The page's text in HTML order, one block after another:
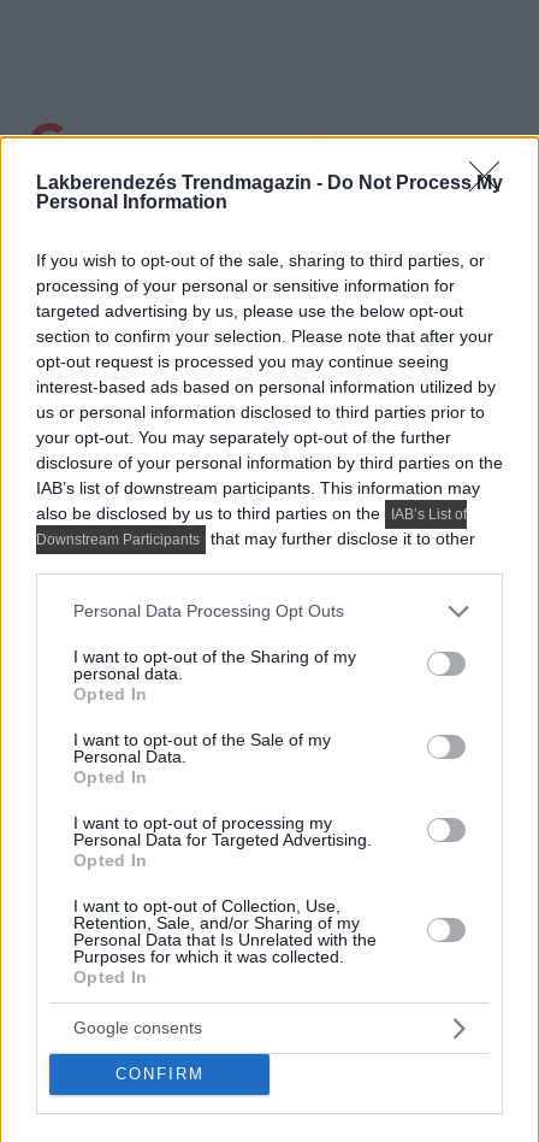
Lakberendezés Trendmagazin - Do Not Process My
Personal Information
If you wish to opt-out of the sale, sharing to third parties, or
processing of your personal or sensitive information for
targeted advertising by us, please use the below opt-out
section to confirm your selection. Please note that after your
opt-out request is processed you may continue seeing
interest-based ads based on personal information utilized by
us or personal information disclosed to third parties prior to
your opt-out. You may separately opt-out of the further
disclosure of your personal information by third parties on the
IAB’s list of downstream participants. This information may
also be disclosed by us to third parties on the
IAB’s List of
Downstream Participants
that may further disclose it to other
Please note that this website/app uses one or more Google
not limited to your visit or usage behaviour. You may click to
grant or deny consent to Google and its third-party tags to
use your data for below specified purposes in below Google
consent section.
Personal Data Processing Opt Outs
I want to opt-out of the Sharing of my
personal data.
Opted In
I want to opt-out of the Sale of my
Personal Data.
Opted In
I want to opt-out of processing my
Personal Data for Targeted Advertising.
Opted In
I want to opt-out of Collection, Use,
Retention, Sale, and/or Sharing of my
Personal Data that Is Unrelated with the
Purposes for which it was collected.
Opted In
Google consents
CONFIRM
Kedveled a Lakbermagazint? Állítsd be itt, hogy előrébb
jelenjenek meg cikkeink a Google-találataidban.
címkék: design Dolcefarniente
enteriőr
kertberendezés
kerti bútor kerti parti
kerti pavilon
luxus
október 21, 2011 Lakberendezés trendMagazin